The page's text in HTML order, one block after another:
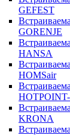
GEFEST
GORENJE
HANSA
HOMSair
KRONA